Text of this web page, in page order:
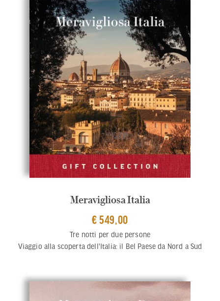
Meravigliosa Italia
€ 549,00
Tre notti per due persone
Viaggio alla scoperta dell'Italia: il Bel Paese da Nord a Sud